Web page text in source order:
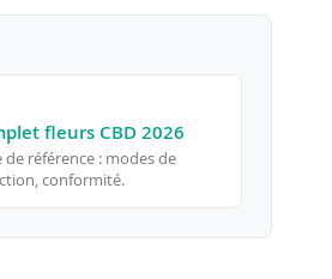
fleurs CBD 2026
référence : modes de
conformité.